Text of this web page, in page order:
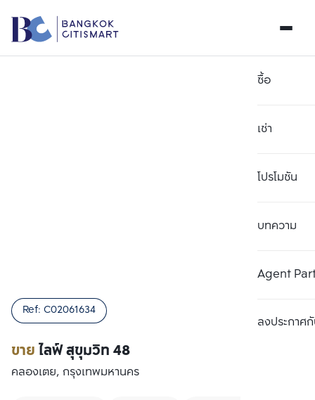
ซื้อ
เช่า
โปรโมชัน
บทความ
Agent
ลงประกาศกั
ขายไลฟ์ สุขุมวิท 48
Ref: C02061634
คลองเตย, กรุงเทพมหานคร
เปรียบเทียบ